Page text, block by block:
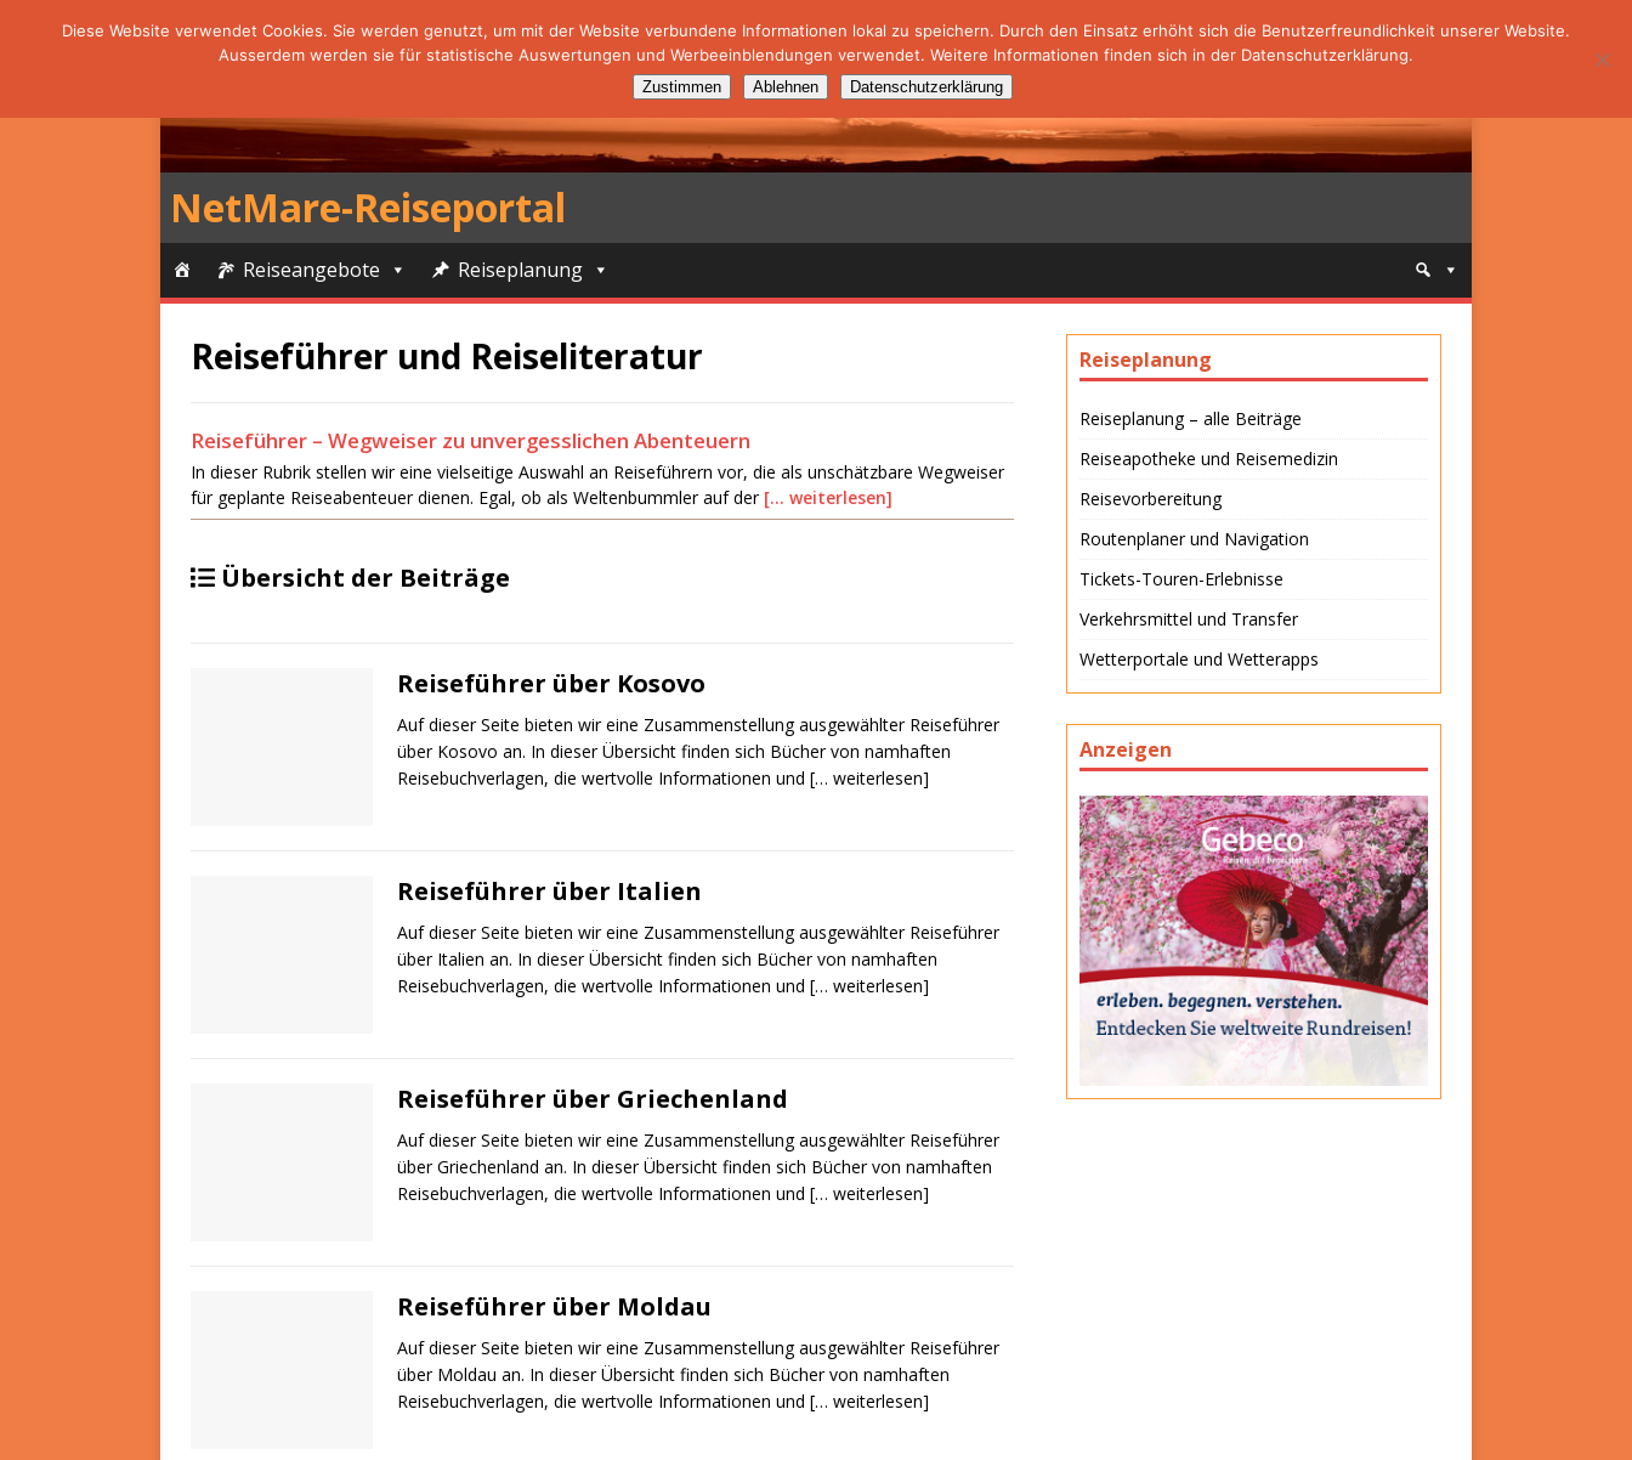
NetMare-Reiseportal
Reiseangebote Reiseplanung
Reiseführer und Reiseliteratur
Reiseführer – Wegweiser zu unvergesslichen Abenteuern
In dieser Rubrik stellen wir eine vielseitige Auswahl an Reiseführern vor, die als unschätzbare Wegweiser
für geplante Reiseabenteuer dienen. Egal, ob als Weltenbummler auf der [… weiterlesen]
Übersicht der Beiträge
Reiseführer über Kosovo
Auf dieser Seite bieten wir eine Zusammenstellung ausgewählter Reiseführer
über Kosovo an. In dieser Übersicht finden sich Bücher von namhaften
Reisebuchverlagen, die wertvolle Informationen und [… weiterlesen]
Reiseführer über Italien
Auf dieser Seite bieten wir eine Zusammenstellung ausgewählter Reiseführer
über Italien an. In dieser Übersicht finden sich Bücher von namhaften
Reisebuchverlagen, die wertvolle Informationen und [… weiterlesen]
Reiseführer über Griechenland
Auf dieser Seite bieten wir eine Zusammenstellung ausgewählter Reiseführer
über Griechenland an. In dieser Übersicht finden sich Bücher von namhaften
Reisebuchverlagen, die wertvolle Informationen und [… weiterlesen]
Reiseführer über Moldau
Auf dieser Seite bieten wir eine Zusammenstellung ausgewählter Reiseführer
über Moldau an. In dieser Übersicht finden sich Bücher von namhaften
Reisebuchverlagen, die wertvolle Informationen und [… weiterlesen]
Reiseplanung
Reiseplanung – alle Beiträge
Reiseapotheke und Reisemedizin
Reisevorbereitung
Routenplaner und Navigation
Tickets-Touren-Erlebnisse
Verkehrsmittel und Transfer
Wetterportale und Wetterapps
Anzeigen
Diese Website verwendet Cookies. Sie werden genutzt, um mit der Website verbundene Informationen lokal zu speichern. Durch den Einsatz erhöht sich die Benutzerfreundlichkeit unserer Website.
Ausserdem werden sie für statistische Auswertungen und Werbeeinblendungen verwendet. Weitere Informationen finden sich in der Datenschutzerklärung.
Zustimmen Ablehnen Datenschutzerklärung